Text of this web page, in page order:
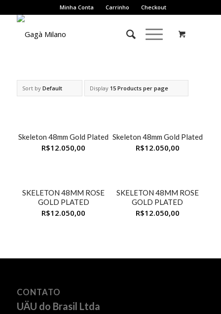
Minha Conta Carrinho Checkout
Sort by Default Display 15 Products per page
Skeleton 48mm Gold Plated
R$12.050,00
Skeleton 48mm Gold Plated
R$12.050,00
SKELETON 48MM ROSE
GOLD PLATED
R$12.050,00
SKELETON 48MM ROSE
GOLD PLATED
R$12.050,00
CONTATO
UÄU do Brasil Ltda